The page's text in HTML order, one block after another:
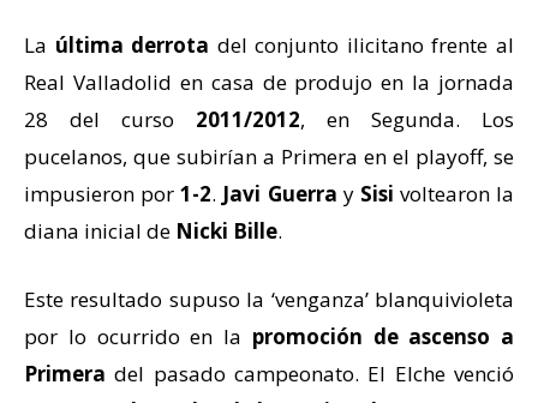
La última derrota del conjunto ilicitano frente al
Real Valladolid en casa de produjo en la jornada
28 del curso 2011/2012, en Segunda. Los
pucelanos, que subirían a Primera en el playoff, se
impusieron por1-2. Javi Guerra y Sisi voltearon la
diana inicial de Nicki Bille.
Este resultado supuso la ‘venganza’ blanquivioleta
por lo ocurrido en la promoción de ascenso a
Primera del pasado campeonato. El Elche venció